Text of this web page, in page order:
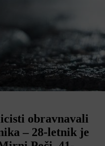
obravnavali
– 28-letnik je